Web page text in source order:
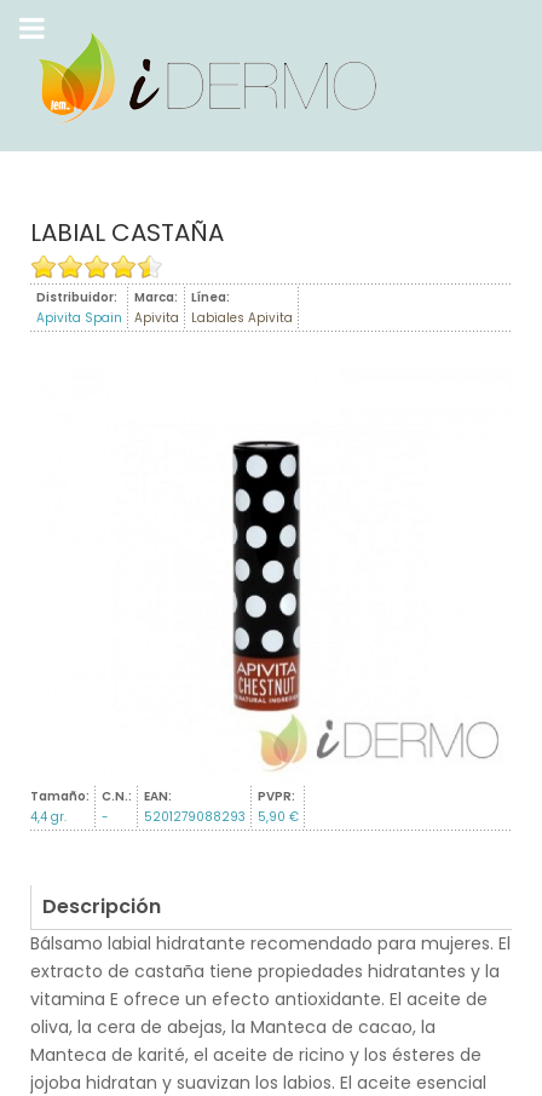
LABIAL CASTAÑA
Distribuidor:
Apivita Spain
Marca:
Apivita
Línea:
Labiales Apivita
Tamaño:
4,4 gr.
C.N.:
-
EAN:
5201279088293
PVPR:
5,90 €
Descripción
Bálsamo labial hidratante recomendado para mujeres. El
extracto de castaña tiene propiedades hidratantes y la
vitamina E ofrece un efecto antioxidante. El aceite de
oliva, la cera de abejas, la Manteca de cacao, la
Manteca de karité, el aceite de ricino y los ésteres de
jojoba hidratan y suavizan los labios. El aceite esencial